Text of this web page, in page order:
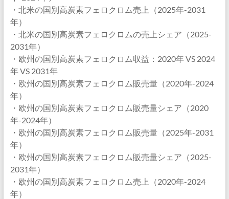
・北米の国別高炭素フェロクロム売上（2025年-2031
年）
・北米の国別高炭素フェロクロムの売上シェア（2025-
2031年）
・欧州の国別高炭素フェロクロム収益：2020年 VS 2024
年 VS 2031年
・欧州の国別高炭素フェロクロム販売量（2020年-2024
年）
・欧州の国別高炭素フェロクロム販売量シェア（2020
年-2024年）
・欧州の国別高炭素フェロクロム販売量（2025年-2031
年）
・欧州の国別高炭素フェロクロム販売量シェア（2025-
2031年）
・欧州の国別高炭素フェロクロム売上（2020年-2024
年）